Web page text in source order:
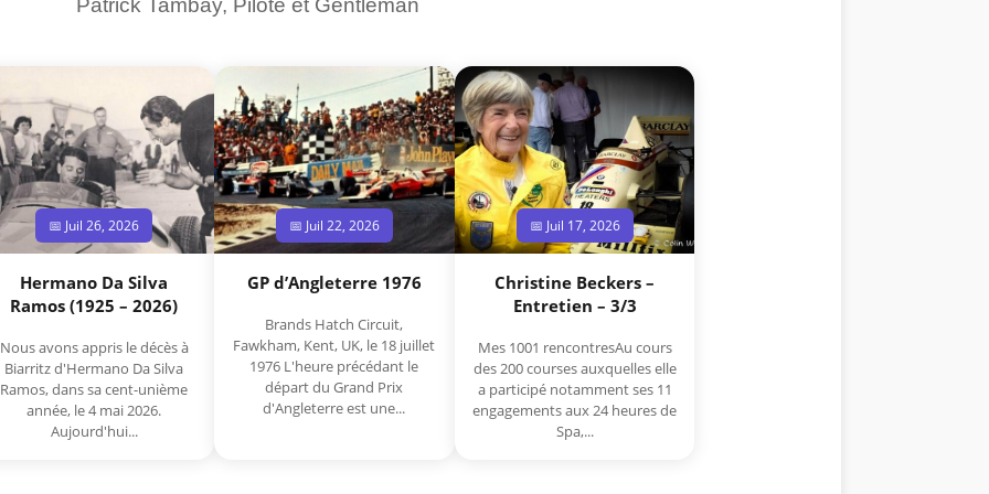
Patrick Tambay, Pilote et Gentleman
📅 Juil 26, 2026
Hermano Da Silva
Ramos (1925 – 2026)
Nous avons appris le décès à
Biarritz d'Hermano Da Silva
Ramos, dans sa cent-unième
année, le 4 mai 2026.
Aujourd'hui...
📅 Juil 22, 2026
GP d’Angleterre 1976
Brands Hatch Circuit,
Fawkham, Kent, UK, le 18 juillet
1976 L'heure précédant le
départ du Grand Prix
d'Angleterre est une...
📅 Juil 17, 2026
Christine Beckers –
Entretien – 3/3
Mes 1001 rencontresAu cours
des 200 courses auxquelles elle
a participé notamment ses 11
engagements aux 24 heures de
Spa,...